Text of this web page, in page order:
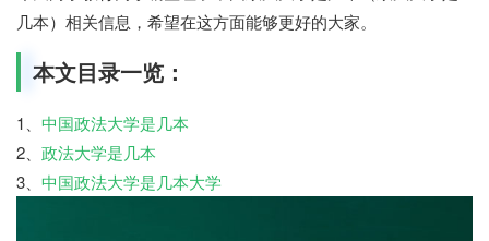
几本）相关信息，希望在这方面能够更好的大家。
本文目录一览：
1、 中国政法大学是几本
2、 政法大学是几本
3、 中国政法大学是几本大学